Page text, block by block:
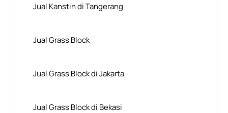
Jual Kanstin di Tangerang
Jual Grass Block
Jual Grass Block di Jakarta
Jual Grass Block di Bekasi